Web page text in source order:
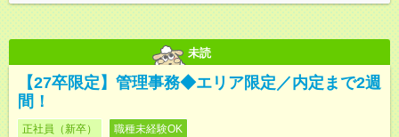
未読
【27卒限定】管理事務◆エリア限定／内定まで2週
間！
正社員（新卒） 職種未経験OK